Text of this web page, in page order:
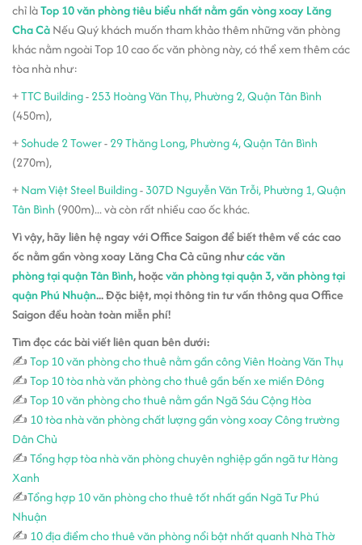
chỉ làTop 10 văn phòng tiêu biểu nhất nằm gần vòng xoay Lăng
Cha CảNếu Quý khách muốn tham khảo thêm những văn phòng
khác nằm ngoài Top 10 cao ốc văn phòng này, có thể xem thêm các
tòa nhà như:
+TTC Building-253 Hoàng Văn Thụ, Phường 2, Quận Tân Bình
(450m),
+Sohude 2 Tower-29 Thăng Long, Phường 4, Quận Tân Bình
(270m),
+Nam Việt Steel Building-307D Nguyễn Văn Trỗi, Phường 1, Quận
Tân Bình (900m)... và còn rất nhiều cao ốc khác.
Vì vậy, hãy liên hệ ngay với Office Saigon để biết thêm về các cao
ốc nằm gần vòng xoay Lăng Cha Cả cũng nhưcác văn
phòng tại quận Tân Bình, hoặcvăn phòng tại quận 3,văn phòng tại
quận Phú Nhuận... Đặc biệt, mọi thông tin tư vấn thông qua Office
Saigon đều hoàn toàn miễn phí!
Tìm đọc các bài viết liên quan bên dưới:
✍Top 10 văn phòng cho thuê nằm gần công Viên Hoàng Văn Thụ
✍Top 10 tòa nhà văn phòng cho thuê gần bến xe miền Đông
✍Top 10 văn phòng cho thuê nằm gần Ngã Sáu Cộng Hòa
✍ 10 tòa nhà văn phòng chất lượng gần vòng xoay Công trường
Dân Chủ
✍Tổng hợp tòa nhà văn phòng chuyên nghiệp gần ngã tư Hàng
Xanh
✍Tổng hợp 10 văn phòng cho thuê tốt nhất gần Ngã Tư Phú
Nhuận
✍ 10 địa điểm cho thuê văn phòng nổi bật nhất quanh Nhà Thờ